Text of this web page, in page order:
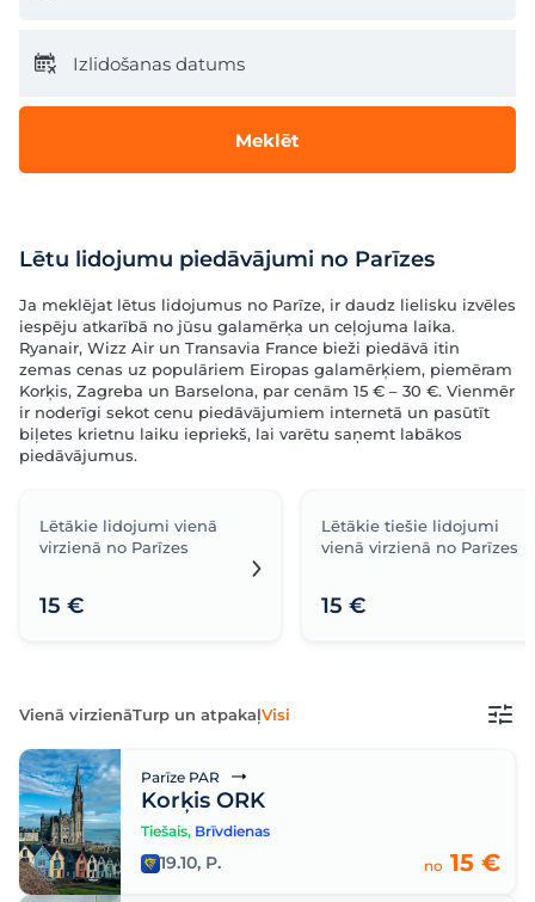
Izlidošanas datums
Meklēt
Lētu lidojumu piedāvājumi no Parīzes
Ja meklējat lētus lidojumus no Parīze, ir daudz lielisku izvēles
iespēju atkarībā no jūsu galamērķa un ceļojuma laika.
Ryanair, Wizz Air un Transavia France bieži piedāvā itin
zemas cenas uz populāriem Eiropas galamērķiem, piemēram
Korķis, Zagreba un Barselona, par cenām 15 € – 30 €. Vienmēr
ir noderīgi sekot cenu piedāvājumiem internetā un pasūtīt
biļetes krietnu laiku iepriekš, lai varētu saņemt labākos
piedāvājumus.
Lētākie lidojumi vienā
virzienā no Parīzes
15 €
Lētākie tiešie lidojumi
vienā virzienā no Parīzes
15 €
Vienā virzienāTurp un atpakaļVisi
Parīze PAR
Korķis ORK
Tiešais, Brīvdienas
19.10, P. no 15 €